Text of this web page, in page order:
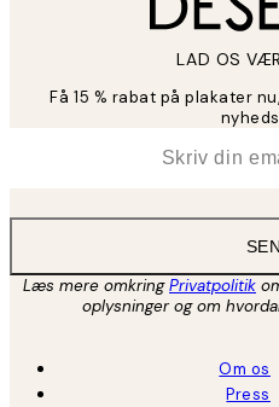
LAD OS
Få 15 % rabat på plakater
Læs mere omkringPrivatpolitik
oplysninger og om
Om os
Press